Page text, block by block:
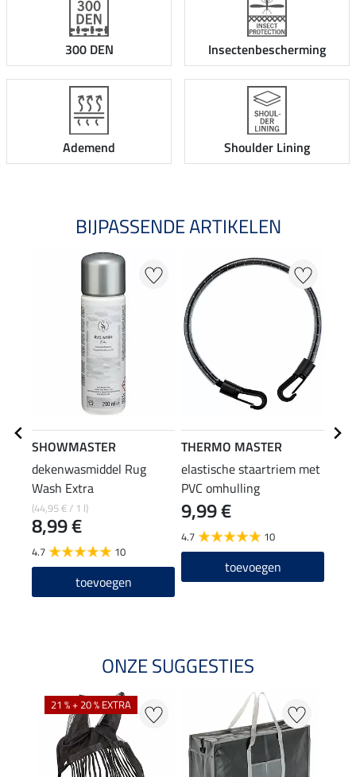
300 DEN Insectenbescherming
Ademend Shoulder Lining
BIJPASSENDE ARTIKELEN
SHOWMASTER
dekenwasmiddel Rug
Wash Extra
(44,95 € / 1 l)
8,99 €
4.7 10
toevoegen
THERMO MASTER
elastische staartriem met
PVC omhulling
9,99 €
4.7 10
toevoegen
ONZE SUGGESTIES
21 % + 20 % EXTRA